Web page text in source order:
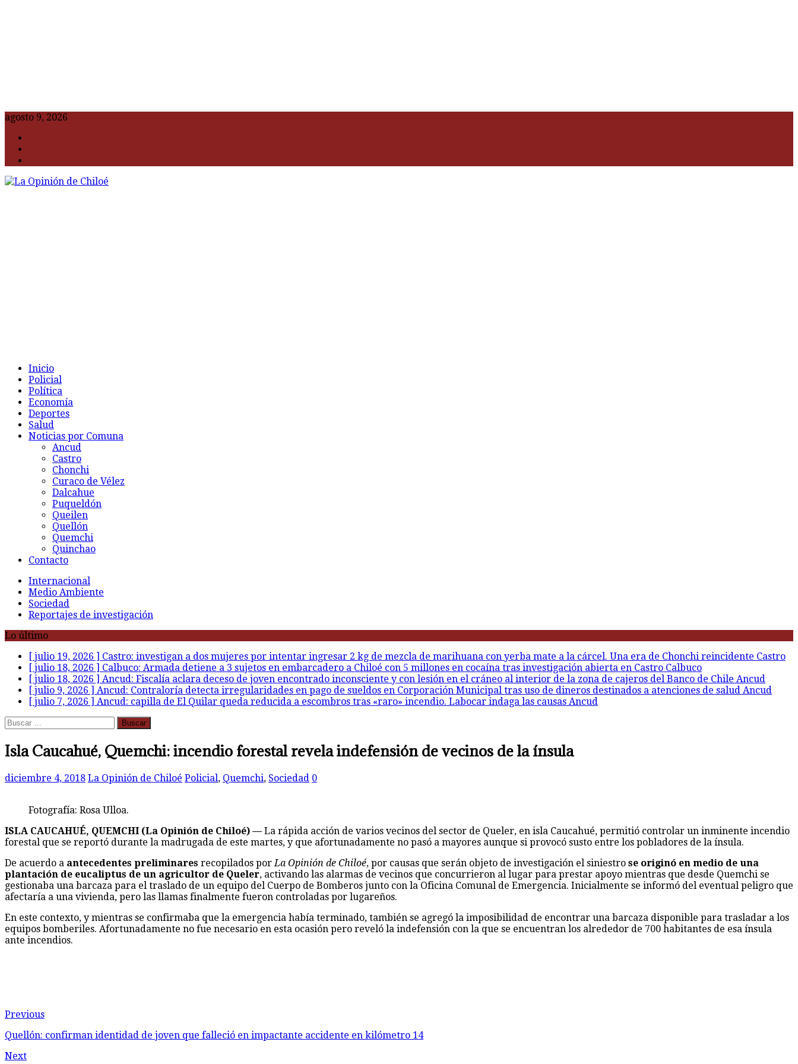
agosto 9, 2026
Inicio
Policial
Política
Economía
Deportes
Salud
Noticias por Comuna
Ancud
Castro
Chonchi
Curaco de Vélez
Dalcahue
Puqueldón
Queilen
Quellón
Quemchi
Quinchao
Contacto
Internacional
Medio Ambiente
Sociedad
Reportajes de investigación
Lo último
[ julio 19, 2026 ] Castro: investigan a dos mujeres por intentar ingresar 2 kg de mezcla de marihuana con yerba mate a la cárcel. Una era de Chonchi reincidente Castro
[ julio 18, 2026 ] Calbuco: Armada detiene a 3 sujetos en embarcadero a Chiloé con 5 millones en cocaína tras investigación abierta en Castro Calbuco
[ julio 18, 2026 ] Ancud: Fiscalía aclara deceso de joven encontrado inconsciente y con lesión en el cráneo al interior de la zona de cajeros del Banco de Chile Ancud
[ julio 9, 2026 ] Ancud: Contraloría detecta irregularidades en pago de sueldos en Corporación Municipal tras uso de dineros destinados a atenciones de salud Ancud
[ julio 7, 2026 ] Ancud: capilla de El Quilar queda reducida a escombros tras «raro» incendio. Labocar indaga las causas Ancud
Buscar:
Isla Caucahué, Quemchi: incendio forestal revela indefensión de vecinos de la ínsula
diciembre 4, 2018 La Opinión de Chiloé Policial, Quemchi, Sociedad 0
Fotografía: Rosa Ulloa.
ISLA CAUCAHUÉ, QUEMCHI (La Opinión de Chiloé) — La rápida acción de varios vecinos del sector de Queler, en isla Caucahué, permitió controlar un inminente incendio
forestal que se reportó durante la madrugada de este martes, y que afortunadamente no pasó a mayores aunque si provocó susto entre los pobladores de la ínsula.
De acuerdo a antecedentes preliminares recopilados porLa Opinión de Chiloé, por causas que serán objeto de investigación el siniestro se originó en medio de una
plantación de eucaliptus de un agricultor de Queler, activando las alarmas de vecinos que concurrieron al lugar para prestar apoyo mientras que desde Quemchi se
gestionaba una barcaza para el traslado de un equipo del Cuerpo de Bomberos junto con la Oficina Comunal de Emergencia. Inicialmente se informó del eventual peligro que
afectaría a una vivienda, pero las llamas finalmente fueron controladas por lugareños.
En este contexto, y mientras se confirmaba que la emergencia había terminado, también se agregó la imposibilidad de encontrar una barcaza disponible para trasladar a los
equipos bomberiles. Afortunadamente no fue necesario en esta ocasión pero reveló la indefensión con la que se encuentran los alrededor de 700 habitantes de esa ínsula
ante incendios.
Previous
Quellón: confirman identidad de joven que falleció en impactante accidente en kilómetro 14
Next